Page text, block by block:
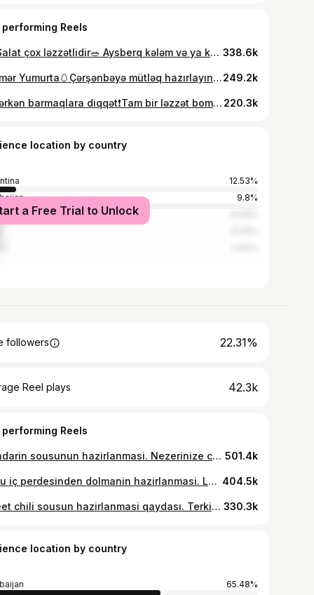
performing Reels
Bu Salat çox ləzzətlidir🥗 Aysberq kələm və ya kahı Pomidor Qızardılmış toyuq filesi Qarğıdalı konserv Mayonez Holland pendiri Duz Nuş olsun💫💫💫 #salata #salad #salade #sağlıklıbeslenme #sezarsalata #keşfetedüş #kesfetteyim #keșfet #keşfett #kesfetteyizz #instagram #instagood #sağlıklıyaşam #салатик #салатрецепт #keşfetbeniöneçıkar #keşfettengelenlertakipetsin#mətbəx #azerbaycan #yemək #az 338.6k
Mərmər Yumurta🥚Çərşənbəyə mütləq hazırlayın🔥 Yumurta Soğan qabığı ( sarı,qırmızı) A4 kağızı Cuna Sap Sirkə 1 x.q Duz 2 x.q Məkkə gülü ( hibiskus ) 40 qr Su Bitki yağı (üzərini silmək üçün) Yumurtaları sirkədə 1-2dəq saxlayıb xırda doğranmış soğan qabıqlarına yaxşı bulayıb cuna ilə bükürük.Soğan qabığı olan qazançaya qoyub, üzərinə digər ərzaqları da töküb 10 dəq orta atəşdə qaynadıb, ocağı söndürürük. 2 saat saxlayıb,daha sonra çıxarırıq, üzərini bitki yağı ilə silirik. 💫💫💫 #novruz #novruzbayramı #yumurtabezedilmesi #keşfetbeniöneçıkar #instagram #keşfetteyiz #kesfet #keşfetedüş249.2k
Yeyərkən barmaqlara diqqət❗️Tam bir ləzzət bombası🌯🤌🏻 Toyuq filesi 2-3 ədəd ( jülyen doğranmış ) Qatıq 2 x.q Pomidor pastası 1 x.q Limon suyu 1 x.q Duz 1 ç.q İstiot 1ç.q Paprika 1 ç.q Sarımsaq tozu 1 ç.q Soğan tozu 1 ç.q Bitki yağı 3 x.q Sous üçün: Qatıq 3 x.q Mayonez 2 x.q Duz 1 ç.q İstiot 1 ç.q Sarımsaq tozu 1 ç.q Soğan tozu 1 ç.q Cəfəri 1 y.q Aysberq kələm Pomidor Xiyar Qırmızı soğan Tortila lavaş Toyuğu marinə edib ən az 30 dəq soyuducuda saxlayırıq. Daha sonra süzgəcə qoyub artıq suyunu süzürük. Tavanı isidib bitki yağında bişiririk. Videodakı kimi büküb tosterdə biraz qızardıb nuş edirik. Nuş olsun✨✨✨ #keşfet #keşfetedüş #sezar #sezarroll #sezarsalata #chicken #asmrfood #asmrfood #fastfood #instafood #instagram #foodblogger #instagood #azerbaycan #yemek #az #metbex 220.3k
location by country
12.53%
9.8%
a Free Trial to Unlock
followers 22.31%
Reel plays 42.3k
performing Reels
Mandarin sousunun hazirlanmasi. Nezerinize catdirim ki bu sous toyug,ordek ve Hinduşu ücün cox mükemmel secimdi. Mandarin-300 gr Hövsan sogani-70 gr Rosemary-3 gr Thyme-3 gr Limon suyu-160ml Kere yağı 50 gr Mandarin souse. I want to inform that this sauce is good choice for poultry. #chefgasimov #goodfood #dadlife #mandarinsauce #mandarin #winter #christmas #azstagram #fairmont #fairmontbaku #2023 #instabaku #bakuiloveyou #chefslife #azerichefs #foodpainting #pinterest #foodporn 501.4k
Quzu iç perdesinden dolmanin hazirlanmasi. Lazım olan erzaqlar: Dana can eti (Quzu etinden de istifade etmek mümkündü) Quzu quyrugu Soğan Zirinc ve ya nar deneleri Ceferi Duz Istiot Hazırlanması 170 derece 30 degige. #chefgasimov #goodfood #quzubukmesi #dolma #azstagram #baku #azerbaycan #azerbaijan #azericuisine #dadlife #chefslife #fairmontbaku #fairmonthotels #instabaku #pinterest #foodpainting #foodpornshare 404.5k
Sweet chili sousun hazirlanmasi qaydası. Terkibi: Filter olunmuş su 180 ml Şeker tozu 30 qr Biber tumu 10 qr Soya sous 25 ml Ag sirke 25 ml Şirin biber tozu 20 gr Aci pul biber 15 qr Qarqudali nişastası 2 qr #chefgasimov #goodfood #sweetchillisauce #azstagram #instabaku #baku #azerbaijan #chefslife #cookingclass #2023 #fairmontbaku #hotel #foodpaining #pinterest #foodporn 330.3k
location by country
65.48%